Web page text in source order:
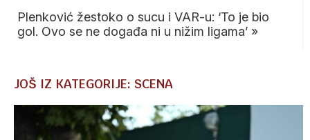
Plenković žestoko o sucu i VAR-u: ‘To je bio
gol. Ovo se ne događa ni u nižim ligama’ »
JOŠ IZ KATEGORIJE: SCENA